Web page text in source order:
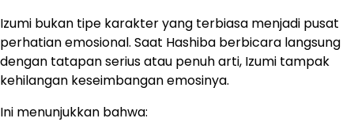
Izumi bukan tipe karakter yang terbiasa menjadi pusat
perhatian emosional. Saat Hashiba berbicara langsung
dengan tatapan serius atau penuh arti, Izumi tampak
kehilangan keseimbangan emosinya.
Ini menunjukkan bahwa: